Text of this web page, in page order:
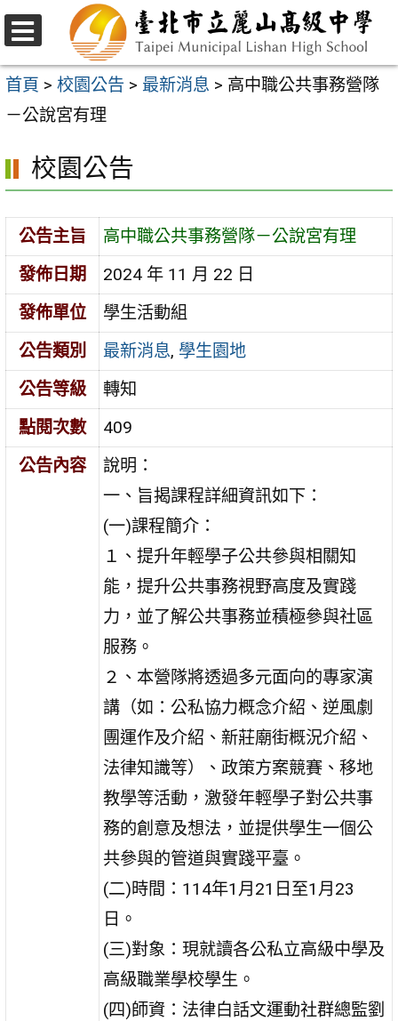
跳
至
主
容
區
選
單
首頁 > 校園公告 > 最新消息 > 高中職公共事務營隊
－公說宮有理
校園公告
公告主旨
高中職公共事務營隊－公說宮有理
發佈日期
2024 年 11 月 22 日
發佈單位
學生活動組
公告類別
最新消息, 學生園地
公告等級
轉知
點閱次數
409
公告內容
說明：
一、旨揭課程詳細資訊如下：
(一)課程簡介：
１、提升年輕學子公共參與相關知
能，提升公共事務視野高度及實踐
力，並了解公共事務並積極參與社區
服務。
２、本營隊將透過多元面向的專家演
講（如：公私協力概念介紹、逆風劇
團運作及介紹、新莊廟街概況介紹、
法律知識等）、政策方案競賽、移地
教學等活動，激發年輕學子對公共事
務的創意及想法，並提供學生一個公
共參與的管道與實踐平臺。
(二)時間：114年1月21日至1月23
日。
(三)對象：現就讀各公私立高級中學及
高級職業學校學生。
(四)師資：法律白話文運動社群總監劉